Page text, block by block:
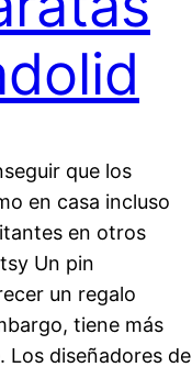
que los
en casa incluso
en otros
Un pin
un regalo
tiene más
Los diseñadores de